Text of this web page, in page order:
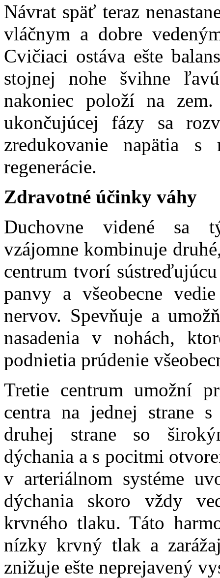
Návrat späť teraz
vláčnym a dobre
Cvičiaci ostáva ešte
stojnej nohe švihne
nakoniec položí na
ukončujúcej fázy sa
zredukovanie napätia s
regenerácie.
Zdravotné účinky váhy
Duchovne videné sa
vzájomne kombinuje
centrum tvorí
panvy a všeobecne
nervov. Spevňuje a
nasadenia v nohách,
podnietia prúdenie
Tretie centrum umožní
centra na jednej strane
druhej strane so
dýchania a s pocitmi
v arteriálnom systéme
dýchania skoro vždy
krvného tlaku. Táto
nízky krvný tlak a
znižuje ešte neprejavený